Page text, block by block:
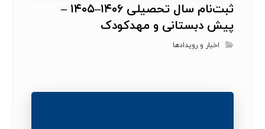
ثبت‌نام سال تحصیلی ۱۴۰۶–۱۴۰۵ –
پیش دبستانی و مهدکودک
اخبار و رویدادها